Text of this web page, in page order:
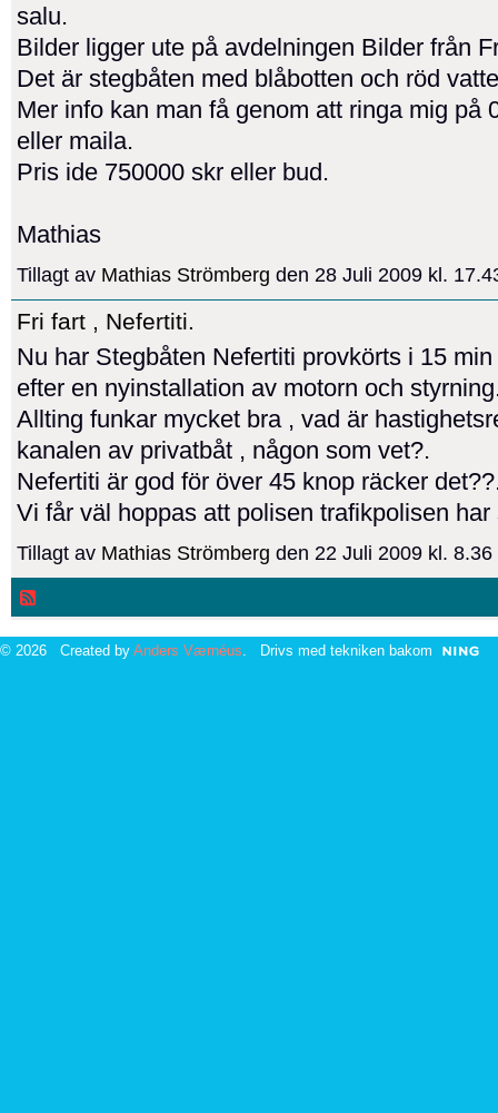
salu.
Bilder ligger ute på avdelningen Bilder från
Det är stegbåten med blåbotten och röd
Mer info kan man få genom att ringa mig på
eller maila.
Pris ide 750000 skr eller bud.
Mathias
Tillagt av Mathias Strömberg den 28 Juli 2009 kl.
Fri fart , Nefertiti.
Nu har Stegbåten Nefertiti provkörts i 15
efter en nyinstallation av motorn och
Allting funkar mycket bra , vad är
kanalen av privatbåt , någon som vet?.
Nefertiti är god för över 45 knop räcker
Vi får väl hoppas att polisen trafikpolisen har
Tillagt av Mathias Strömberg den 22 Juli 2009 kl.
© 2026 Created by Anders Værnéus . Drivs med tekniken bakom